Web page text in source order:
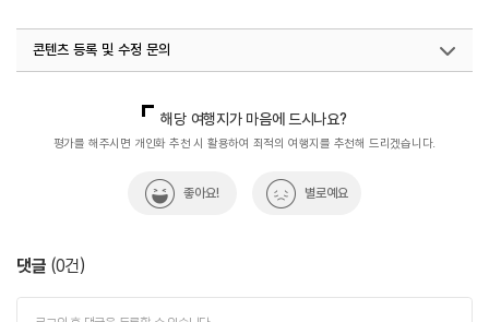
콘텐츠 등록 및 수정 문의
해당 여행지가 마음에 드시나요?
평가를 해주시면 개인화 추천 시 활용하여 최적의 여행지를 추천해 드리겠습니다.
좋아요! 별로예요
댓글 (0건)